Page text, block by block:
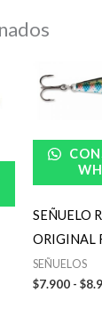
SEÑUELO
ORIGINAL
SEÑUELOS
$7.900 - $